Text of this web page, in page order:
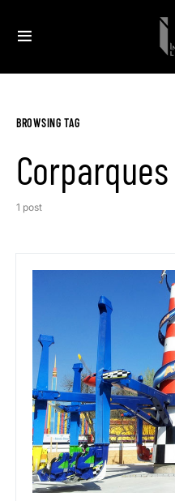
BROWSING TAG
Corparques
1 post